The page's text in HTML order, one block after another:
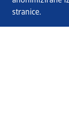
stranice.